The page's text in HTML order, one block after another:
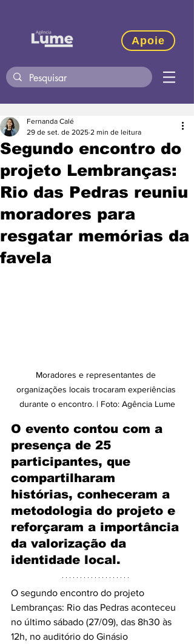
Apoie
Segundo encontro do
projeto Lembranças:
Rio das Pedras reuniu
moradores para
resgatar memórias da
favela
Fernanda Calé
29 de set. de 2025 2 min de leitura
Moradores e representantes de
organizações locais trocaram experiências
durante o encontro. | Foto: Agência Lume
O evento contou com a
presença de 25
participantes, que
compartilharam
histórias, conheceram a
metodologia do projeto e
reforçaram a importância
da valorização da
identidade local.
O segundo encontro do projeto
Lembranças: Rio das Pedras aconteceu
no último sábado (27/09), das 8h30 às
12h, no auditório do Ginásio